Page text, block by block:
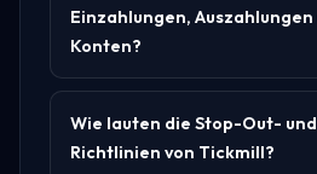
Einzahlungen,
Konten?
Wie lauten die Stop-Out-
Richtlinien von Tickmill?